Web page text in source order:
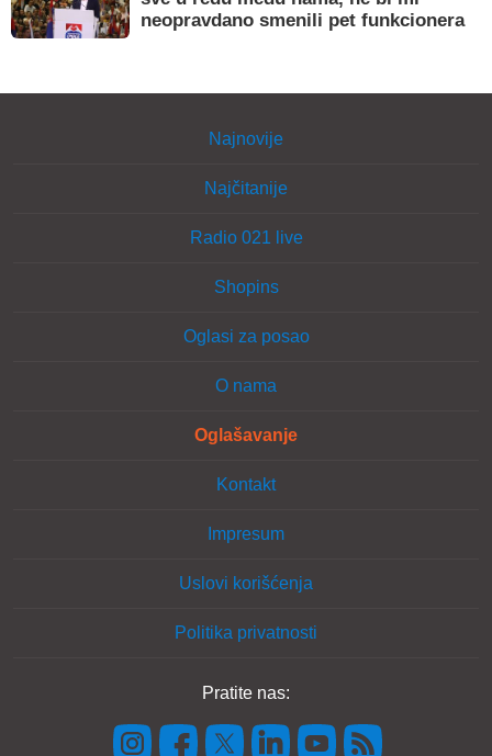
neopravdano smenili pet funkcionera
Najnovije
Najčitanije
Radio 021 live
Shopins
Oglasi za posao
O nama
Oglašavanje
Kontakt
Impresum
Uslovi korišćenja
Politika privatnosti
Pratite nas: